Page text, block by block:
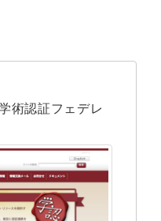
術認証フェデレ